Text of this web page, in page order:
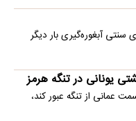
سنتی آبغوره‌گیری بار دیگر
یونانی در تنگه هرمز
عمانی از تنگه عبور کند،